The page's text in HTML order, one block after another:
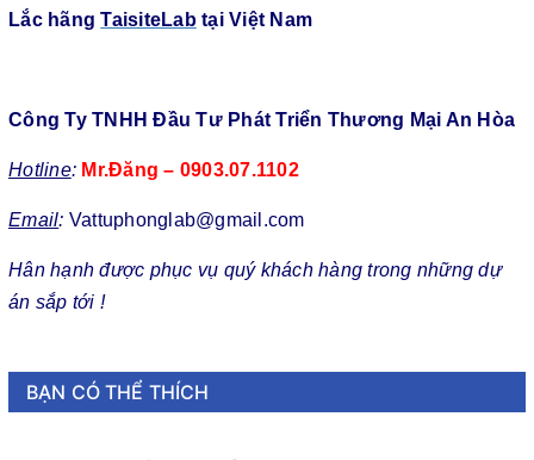
Lắc hãng TaisiteLab tại Việt Nam
Công Ty TNHH Đầu Tư Phát Triển Thương Mại An Hòa
Hotline: Mr.Đăng – 0903.07.1102
Email: Vattuphonglab@gmail.com
Hân hạnh được phục vụ quý khách hàng trong những dự
án sắp tới !
BẠN CÓ THỂ THÍCH